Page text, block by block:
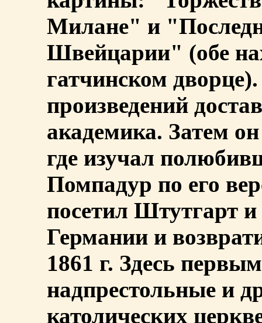
Милане" и
Швейцарии" (обе
гатчинском
произведений
академика. Затем
где изучал
Помпадур по его
посетил Штутгарт и
Германии и
1861 г. Здесь
надпрестольные и
католических